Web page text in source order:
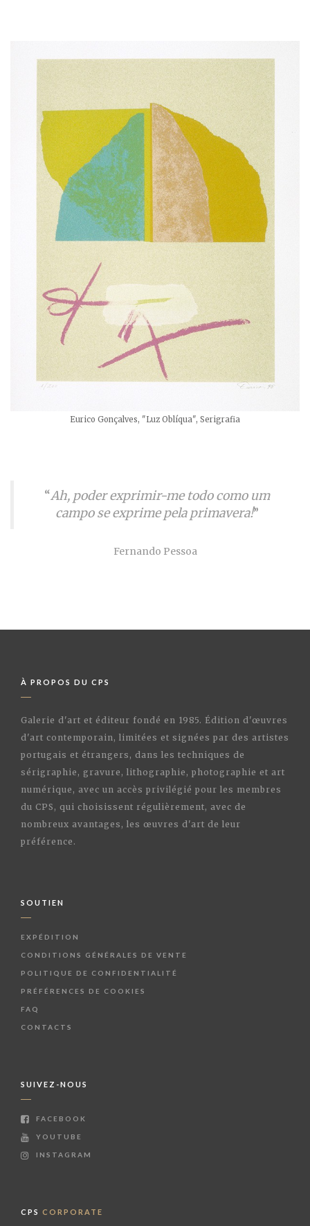
Eurico Gonçalves, "Luz Oblíqua", Serigrafia
“Ah, poder exprimir-me todo como um
campo se exprime pela primavera!”
Fernando Pessoa
À PROPOS DU CPS
Galerie d'art et éditeur fondé en 1985. Édition d'œuvres
d'art contemporain, limitées et signées par des artistes
portugais et étrangers, dans les techniques de
sérigraphie, gravure, lithographie, photographie et art
numérique, avec un accès privilégié pour les membres
du CPS, qui choisissent régulièrement, avec de
nombreux avantages, les œuvres d'art de leur
préférence.
SOUTIEN
EXPÉDITION
CONDITIONS GÉNÉRALES DE VENTE
POLITIQUE DE CONFIDENTIALITÉ
PRÉFÉRENCES DE COOKIES
FAQ
CONTACTS
SUIVEZ-NOUS
FACEBOOK
YOUTUBE
INSTAGRAM
CPS CORPORATE